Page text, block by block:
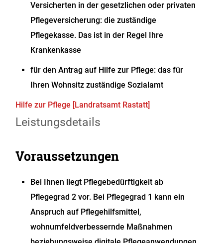
Versicherten in der gesetzlichen oder privaten
Pflegeversicherung: die zuständige
Pflegekasse. Das ist in der Regel Ihre
Krankenkasse
für den Antrag auf Hilfe zur Pflege: das für
Ihren Wohnsitz zuständige Sozialamt
Hilfe zur Pflege [Landratsamt Rastatt]
Leistungsdetails
Voraussetzungen
Bei Ihnen liegt Pflegebedürftigkeit ab
Pflegegrad 2 vor. Bei Pflegegrad 1 kann ein
Anspruch auf Pflegehilfsmittel,
wohnumfeldverbessernde Maßnahmen